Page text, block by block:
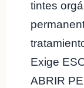
tintes
Exige
ABRIR